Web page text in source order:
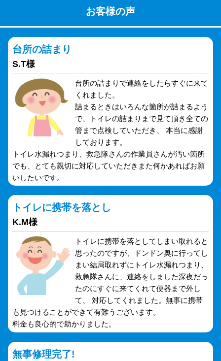
お客様の声
台所の詰まり
S.T様
台所の詰まりで連絡をしたらすぐに来て
くれました。
詰まるときはいろんな箇所が詰まるよう
で、トイレの詰まりまで見て頂き全ての
管まで点検していただき、 本当に感謝
しております。
トイレ水漏れつまり、救急隊さんの作業員さんが汚い箇所
でも、とても親切に対応していただきまた何かあればお願
いしたいです。
トイレに携帯を落とし
K.M様
トイレに携帯を落としてしまい取れると
思ったのですが、ドンドン奥に行ってし
まい結局取れずにトイレ水漏れつまり、
救急隊さんに、連絡をしました深夜だっ
たのにすぐに来てくれて便器まで外し
て、 対応してくれました。無事に携帯
も見つけることができて有難うございます。
料金も良心的で助かりました。
無事修理完了!